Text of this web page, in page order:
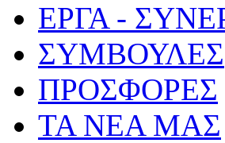
ΕΡΓΑ -
ΣΥΜΒΟΥΛΕΣ
ΠΡΟΣΦΟΡΕΣ
ΤΑ ΝΕΑ ΜΑΣ